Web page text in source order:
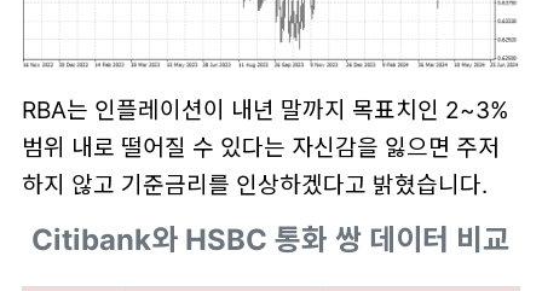
RBA는 인플레이션이 내년 말까지 목표치인 2~3%
범위 내로 떨어질 수 있다는 자신감을 잃으면 주저
하지 않고 기준금리를 인상하겠다고 밝혔습니다.
Citibank와 HSBC 통화 쌍 데이터 비교